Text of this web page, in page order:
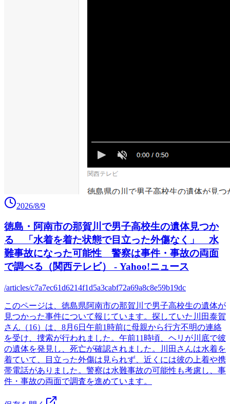
2026/8/9
徳島・阿南市の那賀川で男子高校生の遺体見つか
る 「水着を着た状態で目立った外傷なく」 水
難事故になった可能性 警察は事件・事故の両面
で調べる（関西テレビ） - Yahoo!ニュース
/articles/c7a7ec61d6214f1d5a3cabf72a69a8c8e59b19dc
このページは、徳島県阿南市の那賀川で男子高校生の遺体が
見つかった事件について報じています。探していた川田泰賀
さん（16）は、8月6日午前1時前に母親から行方不明の連絡
を受け、捜索が行われました。午前11時頃、ヘリが川底で彼
の遺体を発見し、死亡が確認されました。川田さんは水着を
着ていて、目立った外傷は見られず、近くには彼の上着や携
帯電話がありました。警察は水難事故の可能性も考慮し、事
件・事故の両面で調査を進めています。